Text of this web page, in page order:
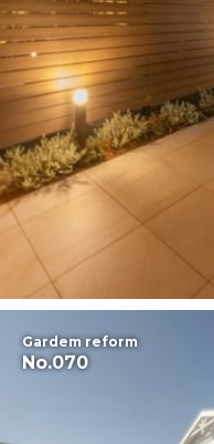
Gardem reform
No.070